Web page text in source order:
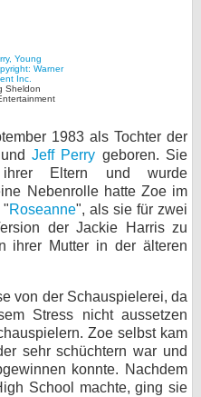
Sheldon
1983 als Tochter der
Jeff Perry geboren. Sie
Eltern und wurde
Nebenrolle hatte Zoe im
"Roseanne", als sie für zwei
der Jackie Harris zu
ihrer Mutter in der älteren
von der Schauspielerei, da
Stress nicht aussetzen
Zoe selbst kam
sehr schüchtern war und
konnte. Nachdem
School machte, ging sie